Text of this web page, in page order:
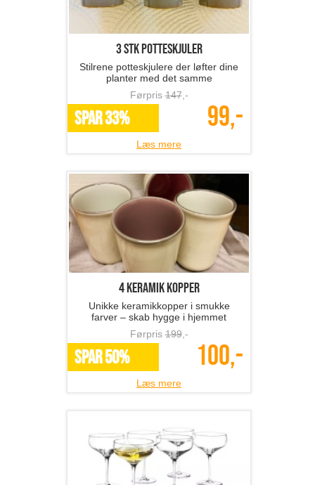
3 stk potteskjuler
Stilrene potteskjulere der løfter dine
planter med det samme
Førpris147,-
SPAR 33% 99,-
Læs mere
4 keramik kopper
Unikke keramikkopper i smukke
farver – skab hygge i hjemmet
Førpris199,-
SPAR 50% 100,-
Læs mere